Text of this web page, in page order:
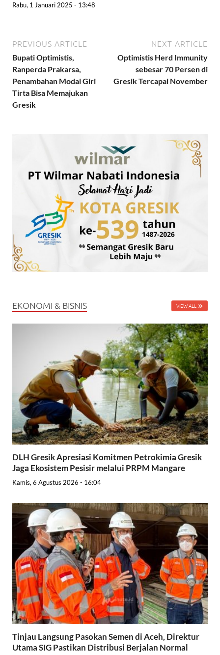
Rabu, 1 Januari 2025 - 13:48
PREVIOUS ARTICLE
Bupati Optimistis,
Ranperda Prakarsa,
Penambahan Modal Giri
Tirta Bisa Memajukan
Gresik
NEXT ARTICLE
Optimistis Herd Immunity
sebesar 70 Persen di
Gresik Tercapai November
EKONOMI & BISNIS VIEW ALL
DLH Gresik Apresiasi Komitmen Petrokimia Gresik
Jaga Ekosistem Pesisir melalui PRPM Mangare
Kamis, 6 Agustus 2026 - 16:04
Tinjau Langsung Pasokan Semen di Aceh, Direktur
Utama SIG Pastikan Distribusi Berjalan Normal